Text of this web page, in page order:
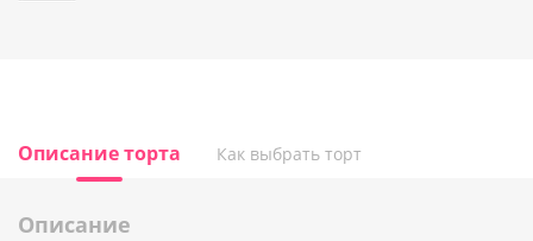
Описание торта Как выбрать торт
Описание